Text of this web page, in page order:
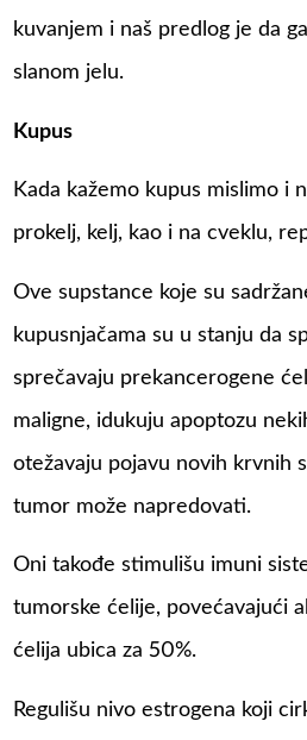
kuvanjem i naš predlog je da
slanom jelu.
Kupus
Kada kažemo kupus mislimo i
prokelj, kelj, kao i na cveklu,
Ove supstance koje su
kupusnjačama su u stanju da
sprečavaju prekancerogene
maligne, idukuju apoptozu
otežavaju pojavu novih krvnih
tumor može napredovati.
Oni takođe stimulišu imuni
tumorske ćelije, povećavajući
ćelija ubica za 50%.
Regulišu nivo estrogena koji